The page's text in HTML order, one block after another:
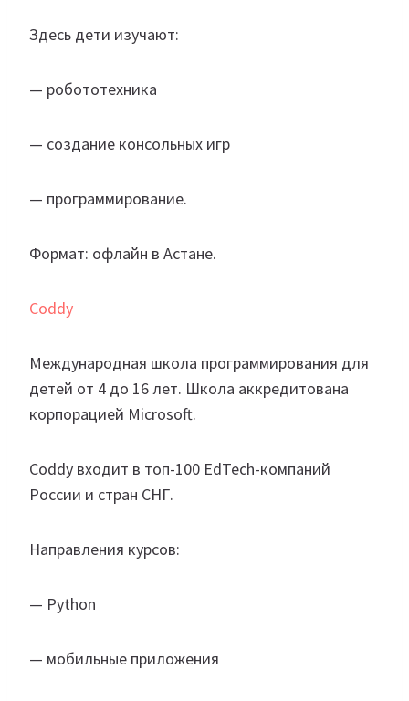
Здесь дети изучают:
— робототехника
— создание консольных игр
— программирование.
Формат: офлайн в Астане.
Coddy
Международная школа программирования для
детей от 4 до 16 лет. Школа аккредитована
корпорацией Microsoft.
Coddy входит в топ-100 EdTech-компаний
России и стран СНГ.
Направления курсов:
— Python
— мобильные приложения